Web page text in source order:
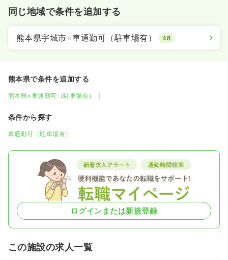
同じ地域で条件を追加する
熊本県宇城市×車通勤可（駐車場有） 48
熊本県で条件を追加する
熊本県×車通勤可（駐車場有）
条件から探す
車通勤可（駐車場有）
ログインまたは新規登録
この施設の求人一覧